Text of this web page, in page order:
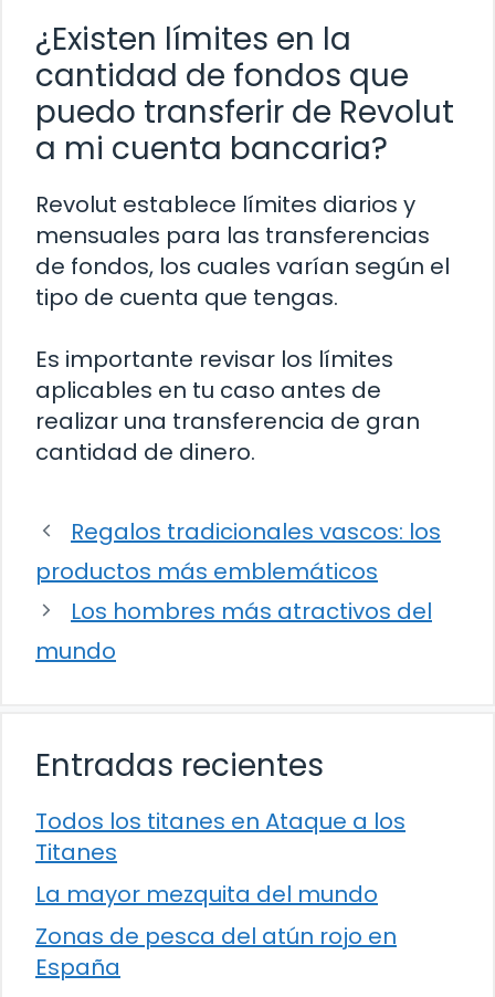
¿Existen límites en la
cantidad de fondos que
puedo transferir de Revolut
a mi cuenta bancaria?
Revolut establece límites diarios y
mensuales para las transferencias
de fondos, los cuales varían según el
tipo de cuenta que tengas.
Es importante revisar los límites
aplicables en tu caso antes de
realizar una transferencia de gran
cantidad de dinero.
Regalos tradicionales vascos: los
productos más emblemáticos
Los hombres más atractivos del
mundo
Entradas recientes
Todos los titanes en Ataque a los
Titanes
La mayor mezquita del mundo
Zonas de pesca del atún rojo en
España